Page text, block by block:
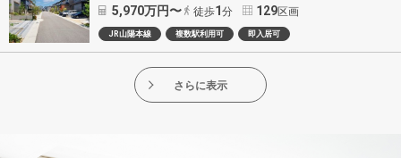
5,970万円〜 徒歩1 分 129区画
JR山陽本線 複数駅利用可 即入居可
さらに表示